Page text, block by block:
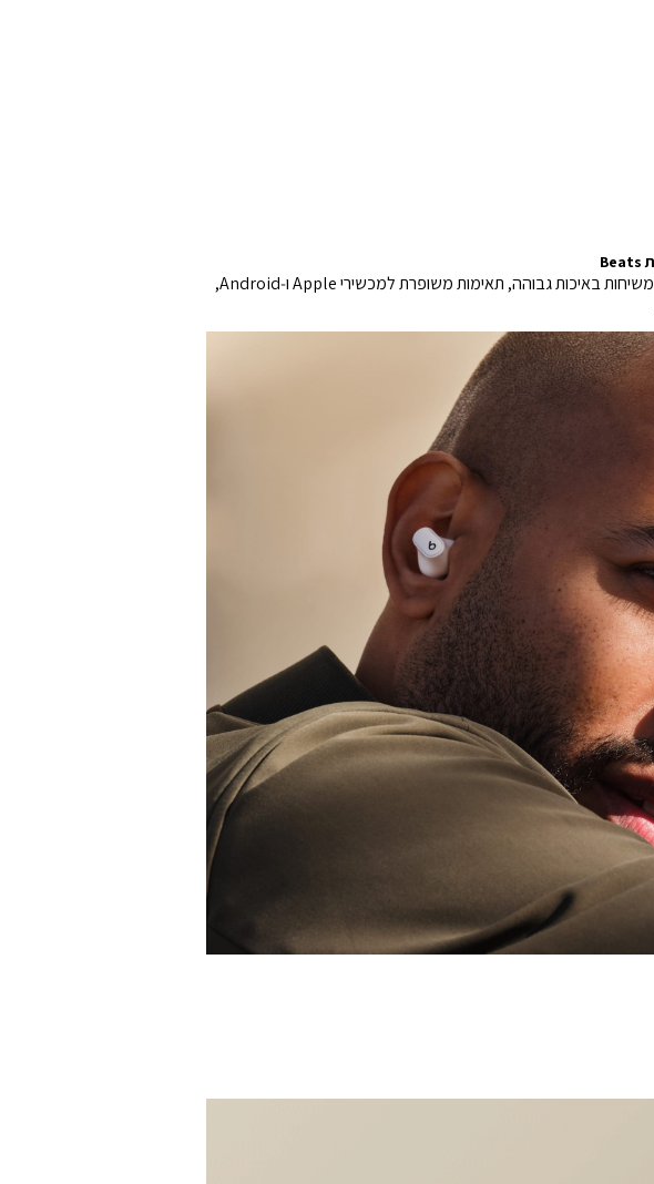
תיהנו משיחות באיכות גבוהה, תאימות משופרת למכשירי Apple ו‑Android,